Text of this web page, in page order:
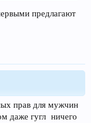
предлагают
прав для мужчин
даже гугл ничего